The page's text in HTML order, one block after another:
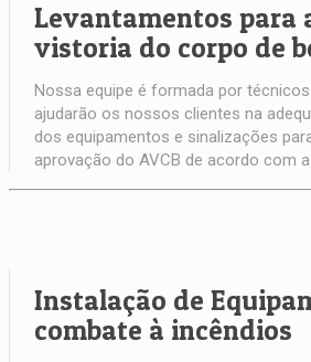
Levantamentos para
vistoria do corpo de
Nossa equipe é formada por
ajudarão os nossos clientes na
dos equipamentos e sinalizações
aprovação do AVCB de acordo com
Instalação de
combate à incêndios